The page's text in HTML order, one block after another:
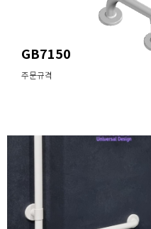
GB7150
주문규격